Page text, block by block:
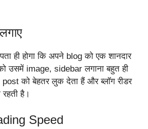
ही होगा कि अपने blog को एक शानदार
उसमें image, sidebar लगाना बहुत ही
को बेहतर लुक देता हैं और ब्लॉग रीडर
है।
Speed